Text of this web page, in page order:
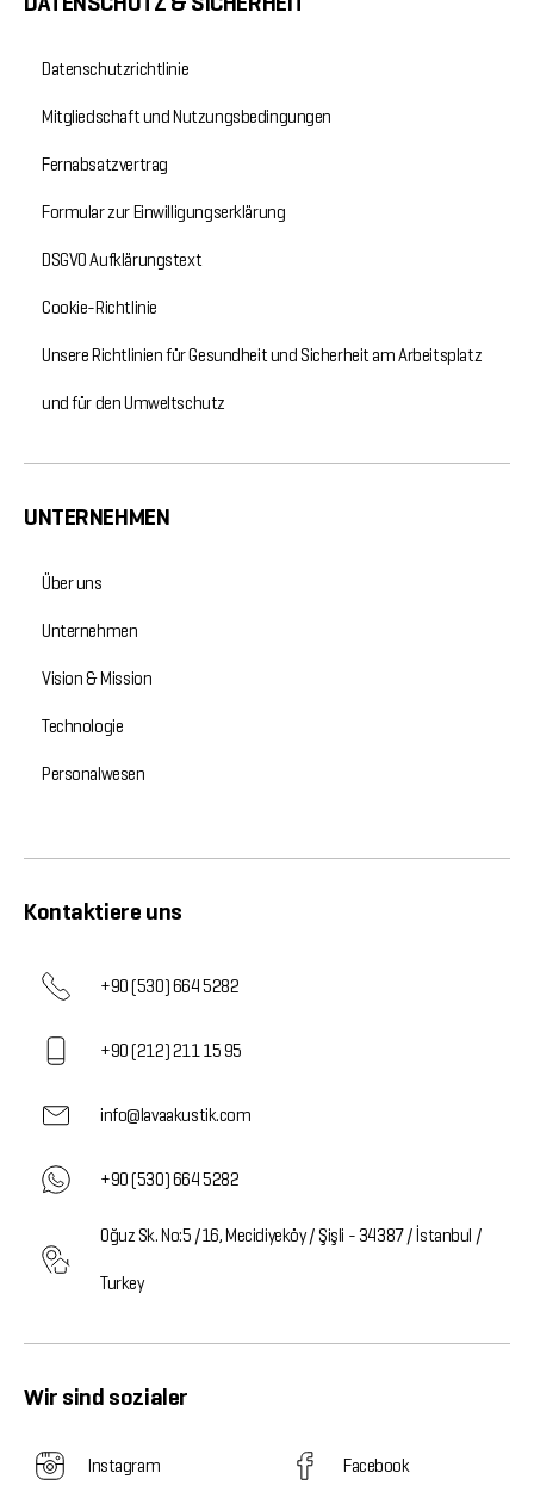
Datenschutzrichtlinie
Mitgliedschaft und Nutzungsbedingungen
Fernabsatzvertrag
Formular zur Einwilligungserklärung
DSGVO Aufklärungstext
Cookie-Richtlinie
Unsere Richtlinien für Gesundheit und Sicherheit am Arbeitsplatz
und für den Umweltschutz
UNTERNEHMEN
Über uns
Unternehmen
Vision & Mission
Technologie
Personalwesen
Kontaktiere uns
+90 (530) 664 5282
+90 (212) 211 15 95
info@lavaakustik.com
+90 (530) 664 5282
Oğuz Sk. No:5 /16, Mecidiyeköy / Şişli - 34387 / İstanbul /
Turkey
Wir sind sozialer
Instagram Facebook